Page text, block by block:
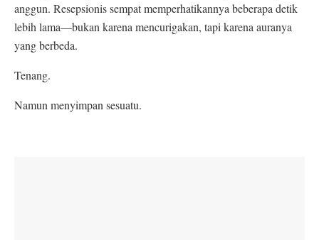
anggun. Resepsionis sempat memperhatikannya beberapa detik
lebih lama—bukan karena mencurigakan, tapi karena auranya
yang berbeda.
Tenang.
Namun menyimpan sesuatu.